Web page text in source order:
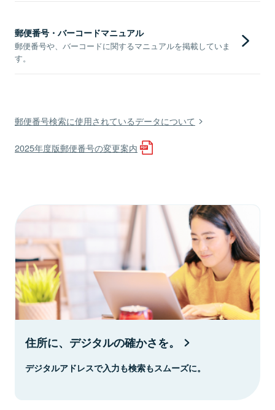
郵便番号・バーコードマニュアル
郵便番号や、バーコードに関するマニュアルを掲載していま
す。
郵便番号検索に使用されているデータについて
2025年度版郵便番号の変更案内
住所に、デジタルの確かさを。
デジタルアドレスで入力も検索もスムーズに。